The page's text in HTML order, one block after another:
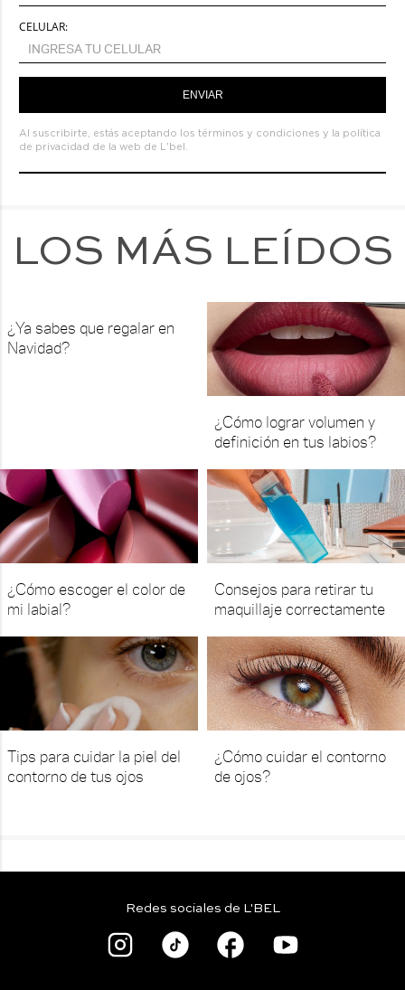
CELULAR:
ENVIAR
Al suscribirte, estás aceptando los términos y condiciones y la política
de privacidad de la web de L'bel.
LOS MÁS LEÍDOS
¿Ya sabes que regalar en
Navidad?
¿Cómo lograr volumen y
definición en tus labios?
¿Cómo escoger el color de
mi labial?
Consejos para retirar tu
maquillaje correctamente
Tips para cuidar la piel del
contorno de tus ojos
¿Cómo cuidar el contorno
de ojos?
Redes sociales de L'BEL